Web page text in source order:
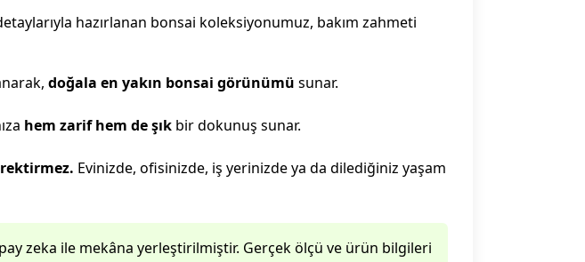
hazırlanan bonsai koleksiyonumuz, bakım zahmeti
doğala en yakın bonsai görünümü sunar.
hem zarif hem de şıkbir dokunuş sunar.
Evinizde, ofisinizde, iş yerinizde ya da dilediğiniz yaşam
zeka ile mekâna yerleştirilmiştir. Gerçek ölçü ve ürün bilgileri